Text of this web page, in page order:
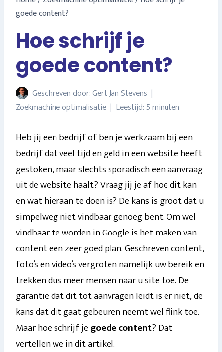
goede content?
Hoe schrijf je
goede content?
Geschreven door:Gert Jan Stevens
Zoekmachine optimalisatie
Leestijd:5minuten
Heb jij een bedrijf of ben je werkzaam bij een
bedrijf dat veel tijd en geld in een website heeft
gestoken, maar slechts sporadisch een aanvraag
uit de website haalt? Vraag jij je af hoe dit kan
en wat hieraan te doen is? De kans is groot dat u
simpelweg niet vindbaar genoeg bent. Om wel
vindbaar te worden in Google is het maken van
content een zeer goed plan. Geschreven content,
foto’s en video’s vergroten namelijk uw bereik en
trekken dus meer mensen naar u site toe. De
garantie dat dit tot aanvragen leidt is er niet, de
kans dat dit gaat gebeuren neemt wel flink toe.
Maar hoe schrijf jegoede content? Dat
vertellen we in dit artikel.